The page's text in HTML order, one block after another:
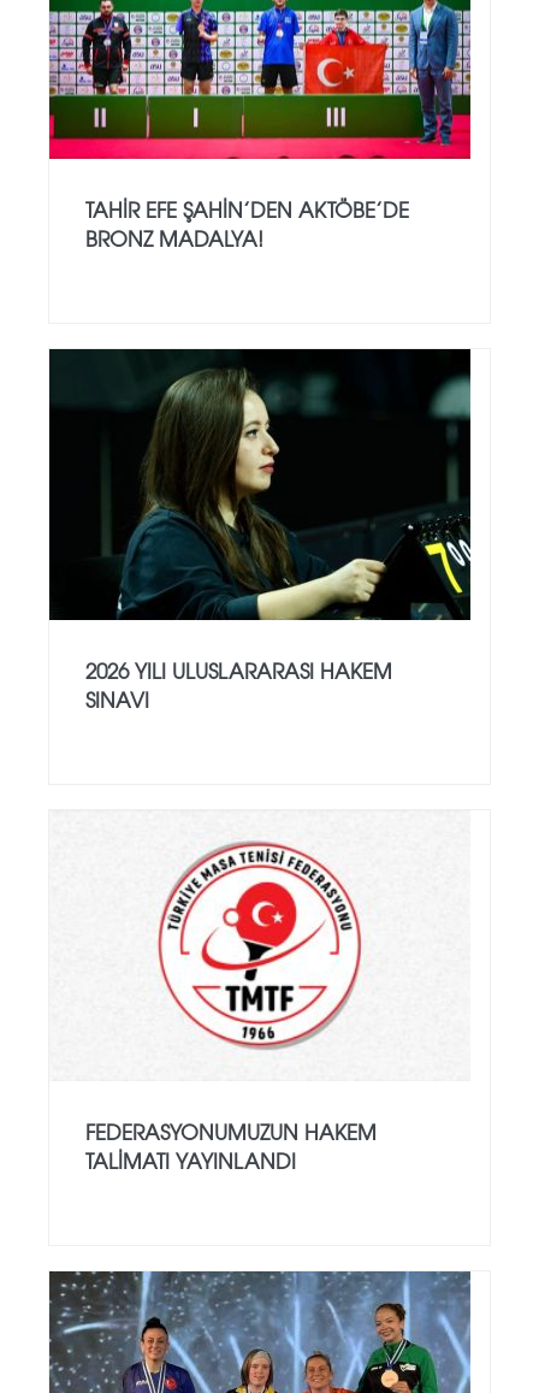
TAHIR EFE ŞAHIN’DEN AKTÖBE’DE
BRONZ MADALYA!
2026 YILI ULUSLARARASI HAKEM
SINAVI
FEDERASYONUMUZUN HAKEM
TALIMATI YAYINLANDI